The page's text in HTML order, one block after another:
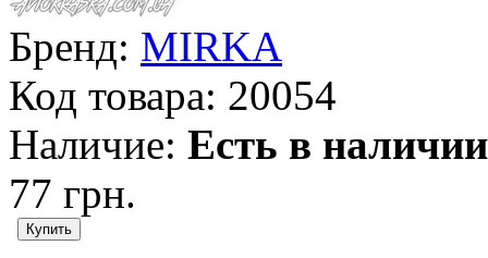
Бренд: MIRKA
Код товара: 20054
Наличие: Есть в наличии
77 грн.